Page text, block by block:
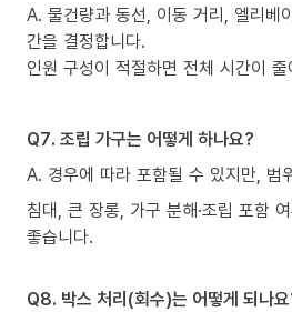
A. 물건량과 동선, 이동 거리, 엘리베
간을 결정합니다.
인원 구성이 적절하면 전체 시간이
Q7. 조립 가구는 어떻게 하나요?
A. 경우에 따라 포함될 수 있지만, 범
침대, 큰 장롱, 가구 분해·조립 포함
좋습니다.
Q8. 박스 처리(회수)는 어떻게 되나